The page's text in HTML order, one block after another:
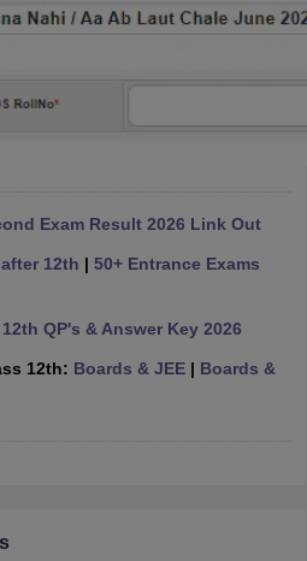
Board SSC Question Paper
Odisha 10th SyllabusKerala
Mathematical OlympiadView All
Exam Result 2026 Link Out
12th | 50+ Entrance Exams
QP's & Answer Key 2026
12th: Boards & JEE| Boards &